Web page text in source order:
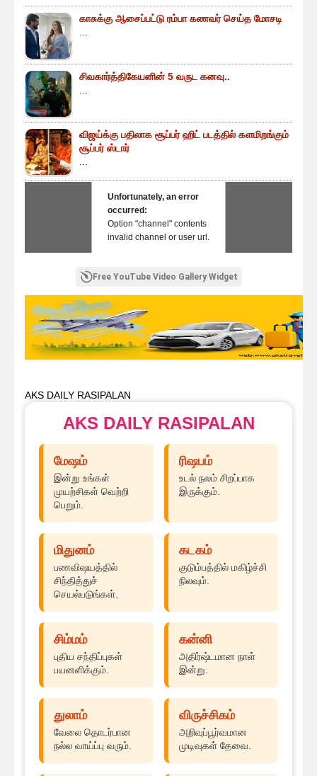
காசுக்கு ஆசைப்பட்டு ரம்பா கணவர் செய்த மோசடி
...
சிவகார்த்திகேயனின் 5 வருட கனவு..
...
விஜய்க்கு பதிலாக சூப்பர் ஹிட் படத்தில் களமிறங்கும்
சூப்பர் ஸ்டார்
...
Unfortunately, an error
occurred:
Option "channel" contents
invalid channel or user url.
Free YouTube Video Gallery Widget
AKS DAILY RASIPALAN
AKS DAILY RASIPALAN
மேஷம்
இன்று உங்கள்
முயற்சிகள் வெற்றி
பெறும்.
ரிஷபம்
உடல் நலம் சிறப்பாக
இருக்கும்.
மிதுனம்
பணவிஷயத்தில்
சிந்தித்துச்
செயல்படுங்கள்.
கடகம்
குடும்பத்தில் மகிழ்ச்சி
நிலவும்.
சிம்மம்
புதிய சந்திப்புகள்
பயனளிக்கும்.
கன்னி
அதிர்ஷ்டமான நாள்
இன்று.
துலாம்
வேலை தொடர்பான
நல்ல வாய்ப்பு வரும்.
விருச்சிகம்
அறிவுப்பூர்வமான
முடிவுகள் தேவை.